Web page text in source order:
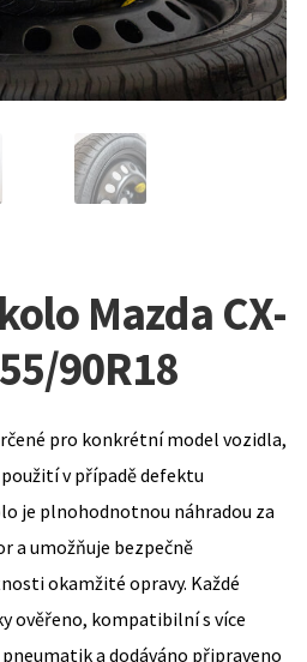
Mazda CX-
90R18
pro konkrétní model vozidla,
v případě defektu
je plnohodnotnou náhradou za
a umožňuje bezpečně
okamžité opravy. Každé
ověřeno, kompatibilní s více
a dodáváno připraveno